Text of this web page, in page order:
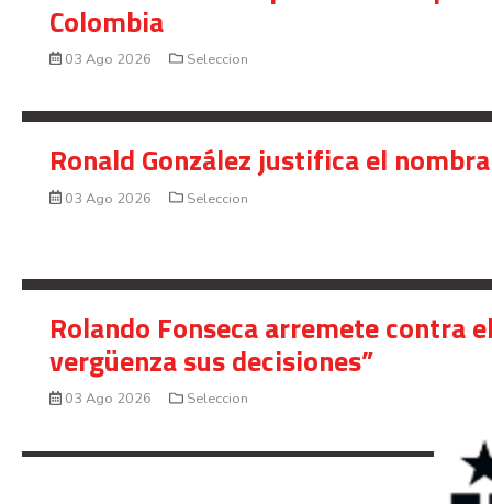
Colombia
03 Ago 2026 Seleccion
Ronald González justifica el
03 Ago 2026 Seleccion
Rolando Fonseca arremete contra
vergüenza sus decisiones”
03 Ago 2026 Seleccion